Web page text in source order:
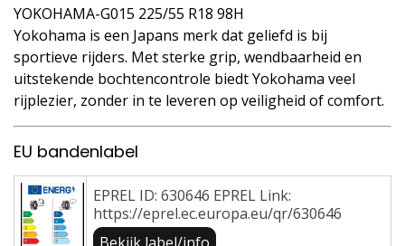
YOKOHAMA-G015 225/55 R18 98H
Yokohama is een Japans merk dat geliefd is bij
sportieve rijders. Met sterke grip, wendbaarheid en
uitstekende bochtencontrole biedt Yokohama veel
rijplezier, zonder in te leveren op veiligheid of comfort.
EU bandenlabel
EPREL ID: 630646 EPREL Link:
https://eprel.ec.europa.eu/qr/630646